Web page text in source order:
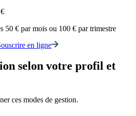
50 € par mois ou 100 € par trimestre
en ligne
selon votre profil et
ces modes de gestion.